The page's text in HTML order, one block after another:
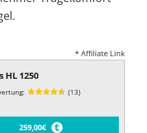
* Affiliate Link
HL 1250
(13)
259,00€